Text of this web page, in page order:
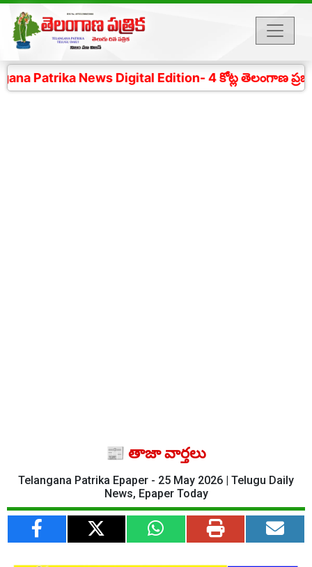
Patrika News Digital Edition- 4 కోట్ల తెలంగాణ
📰 తాజా వార్తలు
Telangana Patrika Epaper - 25 May 2026 | Telugu Daily
News, Epaper Today